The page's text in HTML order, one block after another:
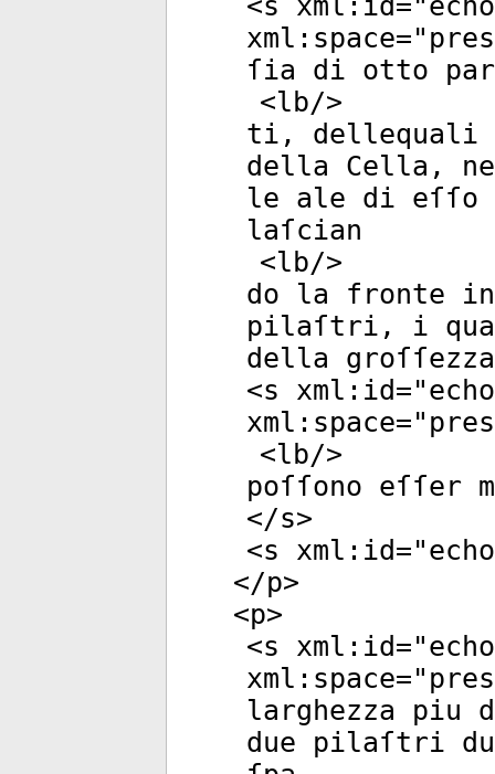
xml:space="
ſia di otto
<lb/>
ti, dellequali
della Cella,
le ale di eſſo
laſcian
<lb/>
do la fronte in
pilaſtri, i quali
della
<s xml:id="
xml:space="
<lb/>
poſſono
</s>
<s xml:id="
</p>
<p>
<s xml:id="
xml:space="
larghezza piu
due pilaſtri